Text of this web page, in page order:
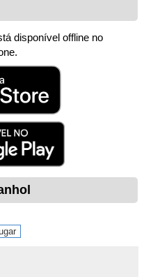
disponível offline no